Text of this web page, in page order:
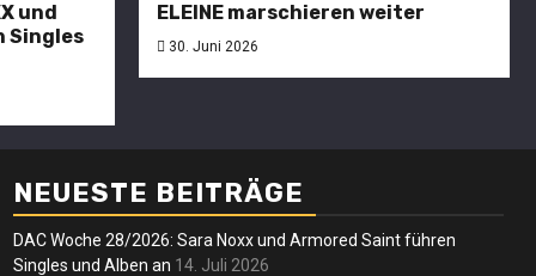
und
Singles
ELEINE marschieren weiter
30. Juni 2026
NEUESTE BEITRÄGE
DAC Woche 28/2026: Sara Noxx und Armored Saint führen
Singles und Alben an 14. Juli 2026